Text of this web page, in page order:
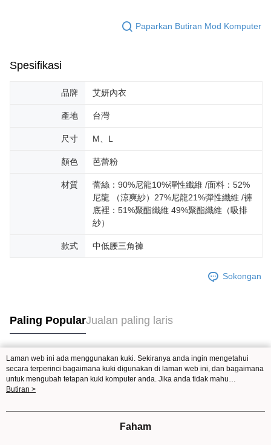
Paparkan Butiran Mod Komputer
Spesifikasi
品牌 艾妍內衣
產地 台灣
尺寸 M、L
顏色 芭蕾粉
材質
蕾絲：90%尼龍10%彈性纖維 /面料：52%
尼龍 （涼爽紗）27%尼龍21%彈性纖維 /褲
底裡：51%聚酯纖維 49%聚酯纖維（吸排
紗）
款式 中低腰三角褲
Sokongan
Paling PopularJualan paling laris
Tag Popular
Laman web ini ada menggunakan kuki. Sekiranya anda ingin mengetahui
secara terperinci bagaimana kuki digunakan di laman web ini, dan bagaimana
untuk mengubah tetapan kuki komputer anda. Jika anda tidak mahu
menggunakan kuki di komputer anda, sila rujuk penerangan mengenai kuki.
mengetahui secara terperinci bagaimana kuki digunakan di laman web ini,
mahu menggunakan kuki di komputer anda, sila rujuk penerangan mengenai
Butiran >
Faham